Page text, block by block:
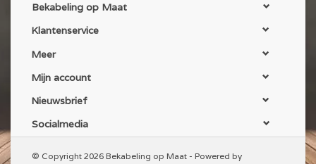
Bekabeling op Maat
Klantenservice
Meer
Mijn account
Nieuwsbrief
Socialmedia
© Copyright 2026 Bekabeling op Maat - Powered by